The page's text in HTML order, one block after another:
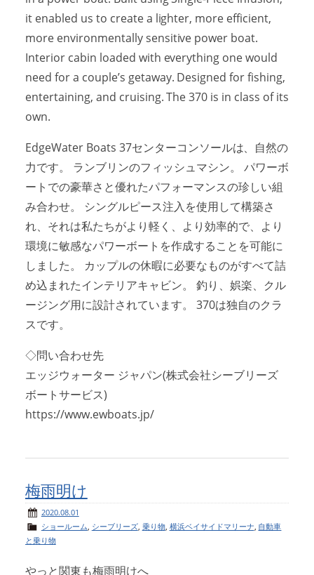
it enabled us to create a lighter, more efficient,
more environmentally sensitive power boat.
Interior cabin loaded with everything one would
need for a couple’s getaway. Designed for fishing,
entertaining, and cruising. The 370 is in class of its
own.
EdgeWater Boats 37センターコンソールは、自然の
力です。 ランブリンのフィッシュマシン。 パワーボ
ートでの豪華さと優れたパフォーマンスの珍しい組
み合わせ。 シングルピース注入を使用して構築さ
れ、それは私たちがより軽く、より効率的で、より
環境に敏感なパワーボートを作成することを可能に
しました。 カップルの休暇に必要なものがすべて詰
め込まれたインテリアキャビン。 釣り、娯楽、クル
ージング用に設計されています。 370は独自のクラ
スです。
◇問い合わせ先
エッジウォーター ジャパン(株式会社シーブリーズ
ボートサービス)
https://www.ewboats.jp/
梅雨明け
2020.08.01
ショールーム, シーブリーズ, 乗り物, 横浜ベイサイドマリーナ, 自動車
と乗り物
やっと関東も梅雨明けへ